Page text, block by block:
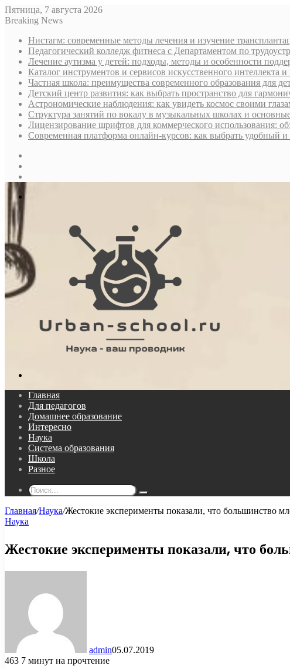
Пятница, 7 августа 2026
Breaking News
Нистагм: современные методы лечения и изучение
Педагогический колледж фитнеса с Департаментом по
Лечение аутизма у детей: подходы, методы и особенности
Каталог инструментов и сервисов искусственного интеллекта
Частная школа: преимущества современного образования для
Детский центр развития: как выбрать пространство для
Астрономические наблюдения: как увидеть космос своими
Структура занятий по вокалу в музыкальных школах и
Лицензирование шрифтов для коммерческого использования:
Современная платформа онлайн-курсов: как выбрать удобный
Главная
Для педагогов
Домашнее образование
Интересно
Наука
Система образования
Школа
Разное
Поиск...
Главная/Наука/Жестокие эксперименты показали, что большинство
Наука
Жестокие эксперименты показали, что
admin05.07.2019
463 7 минут на прочтение